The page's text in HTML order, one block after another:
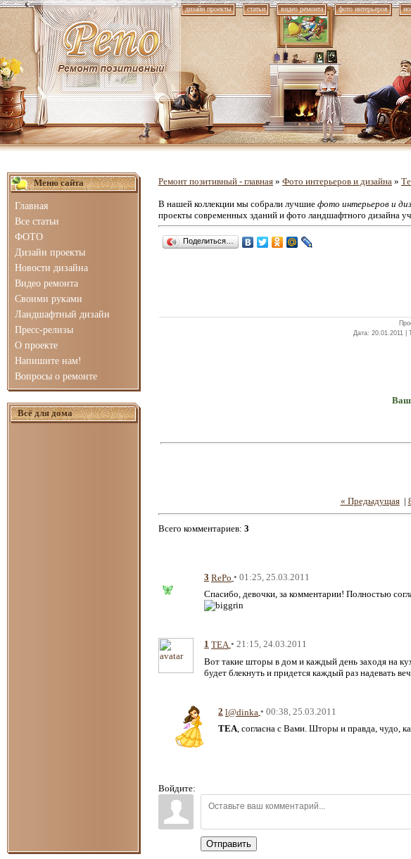
дизайн проекты статьи видео ремонта фото интерьеров
Меню сайта
Главная
Все статьи
ФОТО
Дизайн проекты
Новости дизайна
Видео ремонта
Своими руками
Ландшафтный дизайн
Пресс-релизы
О проекте
Напишите нам!
Вопросы о ремонте
Всё для дома
Ремонт позитивный - главная » Фото интерьеров и дизайна »
В нашей коллекции мы собрали лучшие фото интерьеров и
проекты современных зданий и фото ландшафтного дизайна
Поделиться…
Дата: 20.01.2011 |
« Предыдущая|
Всего комментариев: 3
3 RePo • 01:25, 25.03.2011
Спасибо, девочки, за комментарии! Полностью
1 TEA • 21:15, 24.03.2011
Вот такие шторы в дом и каждый день заходя на
будет блекнуть и придется каждый раз надевать
2 l@dinka • 00:38, 25.03.2011
TEA, согласна с Вами. Шторы и правда, чудо,
Войдите:
Отправить